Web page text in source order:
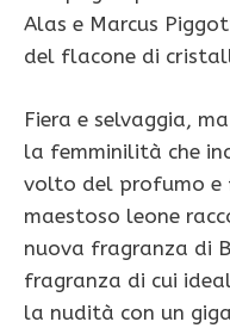
Alas e Marcus
del flacone di
Fiera e selvaggia,
la femminilità che
volto del profumo
maestoso leone
nuova fragranza di
fragranza di cui
la nudità con un